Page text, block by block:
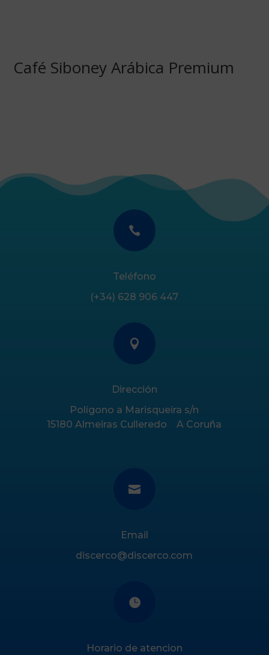
Café Siboney Arábica Premium

Teléfono
(+34) 628 906 447

Dirección
Polígono a Marisqueira s/n
15180 Almeiras Culleredo A Coruña

Email
discerco@discerco.com

Horario de atencion